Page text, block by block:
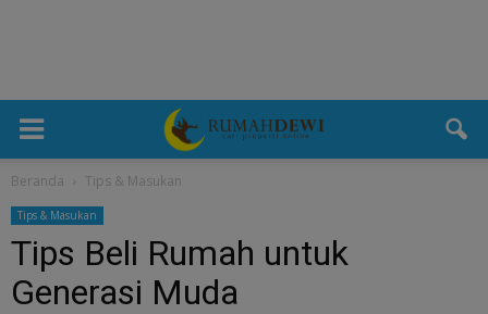
Beranda Tips & Masukan
Tips & Masukan
Tips Beli Rumah untuk
Generasi Muda